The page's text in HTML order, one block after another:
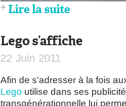
Lire la suite
Lego s’affiche
22 Juin 2011
Afin de s’adresser à la fois
Lego utilise dans ses
transgénérationnelle lui